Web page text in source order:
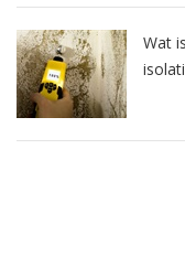
Wat